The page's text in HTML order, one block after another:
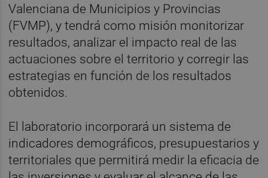
Valenciana de Municipios y Provincias
(FVMP), y tendrá como misión monitorizar
resultados, analizar el impacto real de las
actuaciones sobre el territorio y corregir las
estrategias en función de los resultados
obtenidos.
El laboratorio incorporará un sistema de
indicadores demográficos, presupuestarios y
territoriales que permitirá medir la eficacia de